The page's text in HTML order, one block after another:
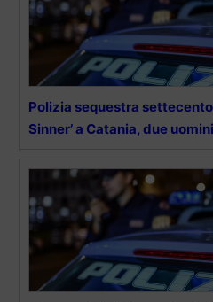
Polizia sequestra
Sinner’ a Catania, due